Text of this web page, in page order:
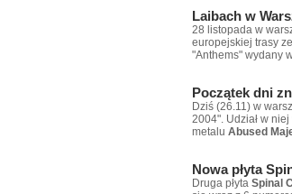
Laibach w
28 listopada w
europejskiej trasy
"Anthems" wydany
Początek dni
Dziś (26.11) w
2004". Udział w
metalu Abused
Nowa płyta
Druga płyta Spinal